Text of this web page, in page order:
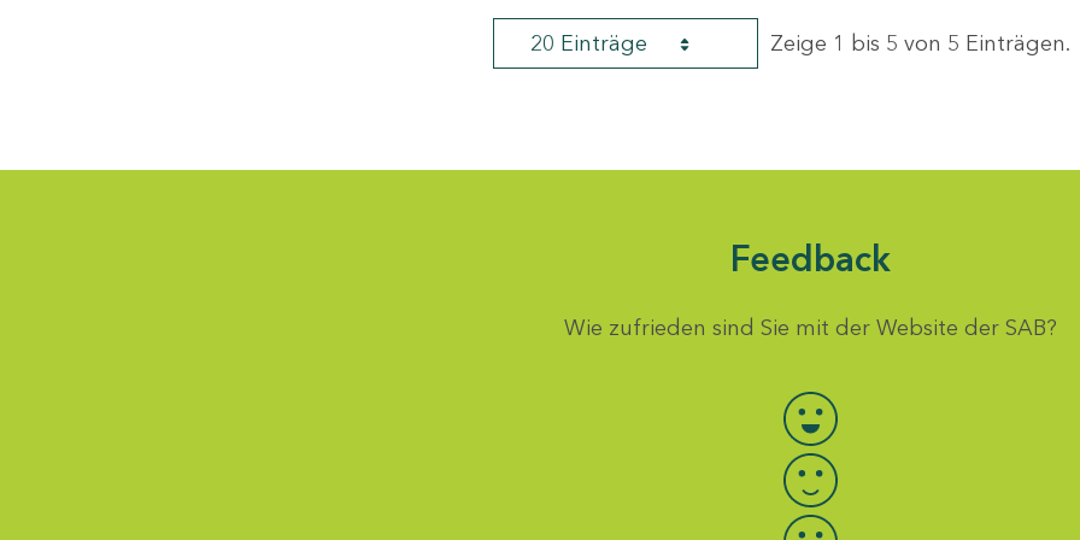
20 Einträge Zeige 1 bis 5 von 5 Einträgen.
Feedback
Wie zufrieden sind Sie mit der Website der SAB?
Bewertung auswählen